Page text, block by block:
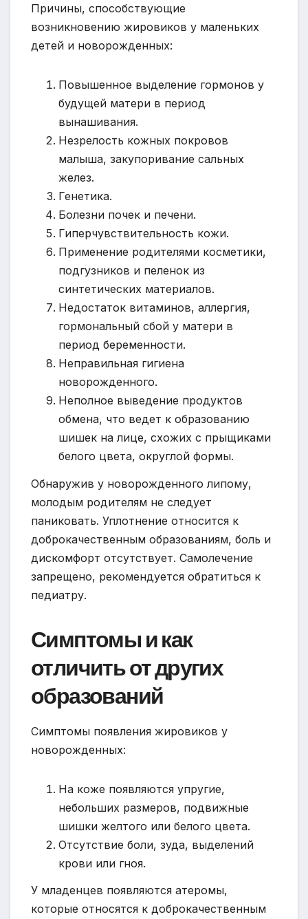
Причины, способствующие
возникновению жировиков у маленьких
детей и новорожденных:
Повышенное выделение гормонов у
будущей матери в период
вынашивания.
Незрелость кожных покровов
малыша, закупоривание сальных
желез.
Генетика.
Болезни почек и печени.
Гиперчувствительность кожи.
Применение родителями косметики,
подгузников и пеленок из
синтетических материалов.
Недостаток витаминов, аллергия,
гормональный сбой у матери в
период беременности.
Неправильная гигиена
новорожденного.
Неполное выведение продуктов
обмена, что ведет к образованию
шишек на лице, схожих с прыщиками
белого цвета, округлой формы.
Обнаружив у новорожденного липому,
молодым родителям не следует
паниковать. Уплотнение относится к
доброкачественным образованиям, боль и
дискомфорт отсутствует. Самолечение
запрещено, рекомендуется обратиться к
педиатру.
Симптомы и как
отличить от других
образований
Симптомы появления жировиков у
новорожденных:
На коже появляются упругие,
небольших размеров, подвижные
шишки желтого или белого цвета.
Отсутствие боли, зуда, выделений
крови или гноя.
У младенцев появляются атеромы,
которые относятся к доброкачественным